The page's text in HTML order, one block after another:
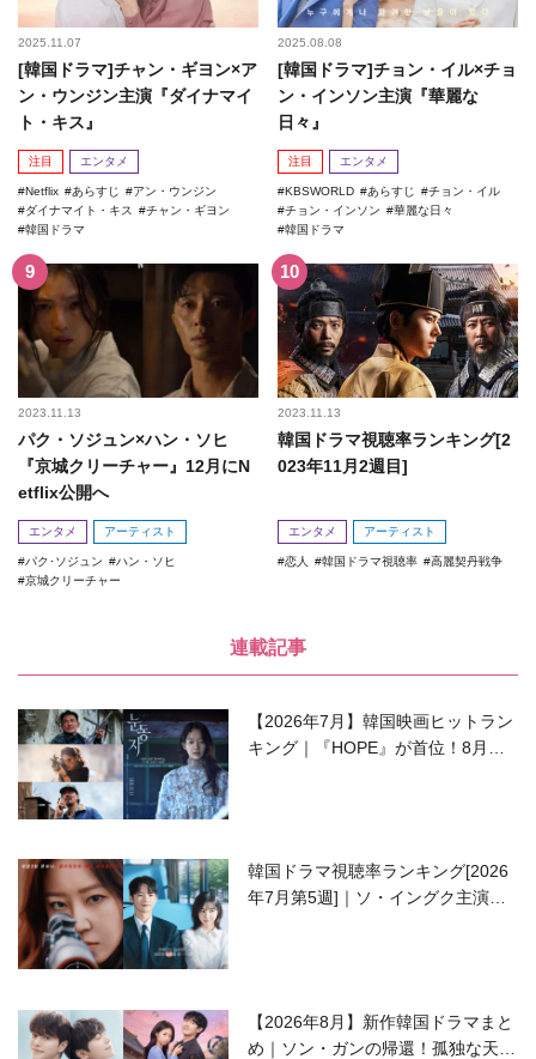
2025.11.07
[韓国ドラマ]チャン・ギヨン×ア
ン・ウンジン主演『ダイナマイ
ト・キス』
注目 エンタメ
Netflix あらすじ
アン・ウンジン
ダイナマイト・キス
チャン・ギヨン
韓国ドラマ
2025.08.08
[韓国ドラマ]チョン・イル×チョ
ン・インソン主演『華麗な
日々』
注目 エンタメ
KBSWORLD あらすじ
チョン・イル
チョン・インソン
華麗な日々
韓国ドラマ
2023.11.13
パク・ソジュン×ハン・ソヒ
『京城クリーチャー』12月にN
etflix公開へ
エンタメ アーティスト
パク･ソジュン
ハン・ソヒ
京城クリーチャー
2023.11.13
韓国ドラマ視聴率ランキング[2
023年11月2週目]
エンタメ アーティスト
恋人 韓国ドラマ視聴率 高麗契丹戦争
連載記事
【2026年7月】韓国映画ヒットラン
キング｜『HOPE』が首位！8月公
韓国ドラマ視聴率ランキング[2026
年7月第5週]｜ソ・イングク主演の
【2026年8月】新作韓国ドラマまと
め｜ソン・ガンの帰還！孤独な天才